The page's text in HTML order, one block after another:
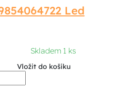
Led
Skladem 1 ks
Vložit do košíku